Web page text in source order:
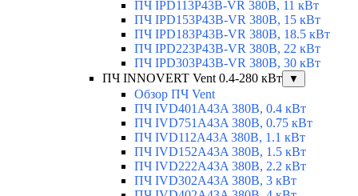
ПЧ IPD113P43B-VR 380В, 11 кВт
ПЧ IPD153P43B-VR 380В, 15 кВт
ПЧ IPD183P43B-VR 380В, 18.5 кВт
ПЧ IPD223P43B-VR 380В, 22 кВт
ПЧ IPD303P43B-VR 380В, 30 кВт
ПЧ INNOVERT Vent 0.4-280 кВт
▼
Обзор ПЧ Vent
ПЧ IVD401A43A 380В, 0.4 кВт
ПЧ IVD751A43A 380В, 0.75 кВт
ПЧ IVD112A43A 380В, 1.1 кВт
ПЧ IVD152A43A 380В, 1.5 кВт
ПЧ IVD222A43A 380В, 2.2 кВт
ПЧ IVD302A43A 380В, 3 кВт